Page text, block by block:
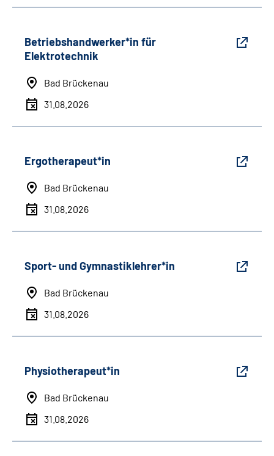
Betriebshandwerker*in für
Elektrotechnik
Bad Brückenau
31.08.2026
Ergotherapeut*in
Bad Brückenau
31.08.2026
Sport- und Gymnastiklehrer*in
Bad Brückenau
31.08.2026
Physiotherapeut*in
Bad Brückenau
31.08.2026